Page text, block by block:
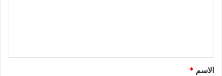
الاسم *